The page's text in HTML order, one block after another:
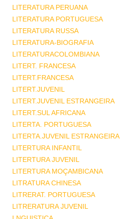
LITERATURA PERUANA
LITERATURA PORTUGUESA
LITERATURA RUSSA
LITERATURA-BIOGRAFIA
LITERATURACOLOMBIANA
LITERT. FRANCESA
LITERT.FRANCESA
LITERT.JUVENIL
LITERT.JUVENIL ESTRANGEIRA
LITERT.SUL AFRICANA
LITERTA. PORTUGUESA
LITERTA.JUVENIL ESTRANGEIRA
LITERTURA INFANTIL
LITERTURA JUVENIL
LITERTURA MOÇAMBICANA
LITRATURA CHINESA
LITRERAT. PORTUGUESA
LITRERATURA JUVENIL